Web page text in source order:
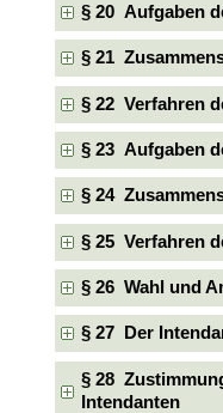
§ 20 Aufgaben
§ 21
§ 22 Verfahren
§ 23 Aufgaben
§ 24
§ 25 Verfahren
§ 26 Wahl und
§ 27 Der
§ 28
Intendanten